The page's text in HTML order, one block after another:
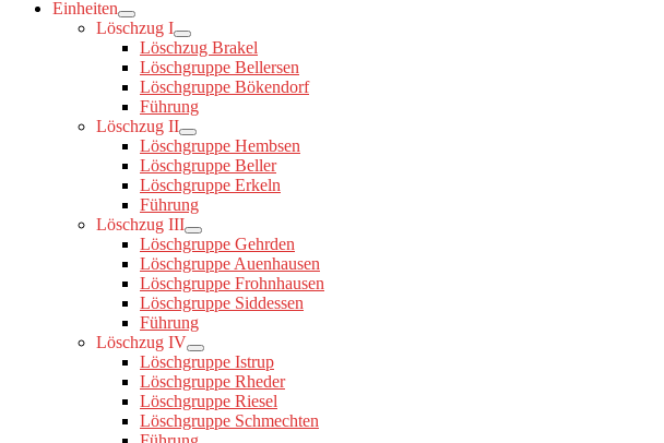
Einheiten
Löschzug I
Löschzug Brakel
Löschgruppe Bellersen
Löschgruppe Bökendorf
Führung
Löschzug II
Löschgruppe Hembsen
Löschgruppe Beller
Löschgruppe Erkeln
Führung
Löschzug III
Löschgruppe Gehrden
Löschgruppe Auenhausen
Löschgruppe Frohnhausen
Löschgruppe Siddessen
Führung
Löschzug IV
Löschgruppe Istrup
Löschgruppe Rheder
Löschgruppe Riesel
Löschgruppe Schmechten